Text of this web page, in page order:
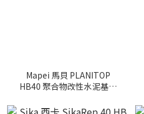
Mapei 馬貝 PLANITOP
HB40 聚合物改性水泥基修